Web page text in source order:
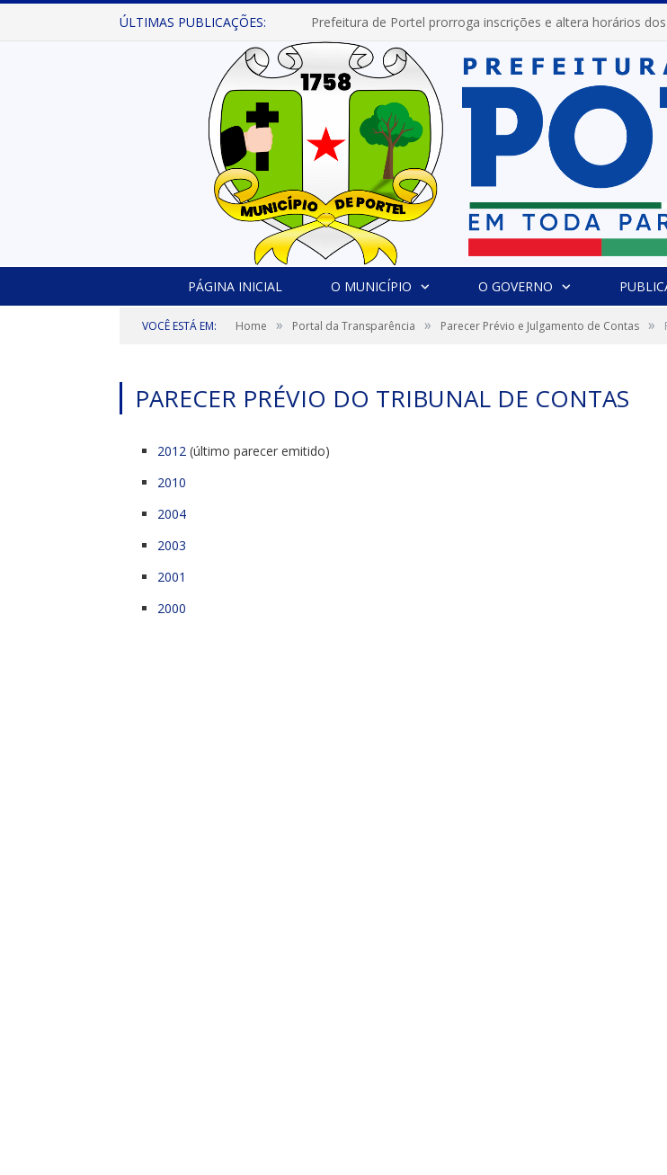
ÚLTIMAS PUBLICAÇÕES:
PÁGINA INICIAL O MUNICÍPIO O GOVERNO
VOCÊ ESTÁ EM: Home » Portal da Transparência » Parecer Prévio e Julgamento de Contas »
PARECER PRÉVIO DO TRIBUNAL DE CONTAS
2012 (último parecer emitido)
2010
2004
2003
2001
2000